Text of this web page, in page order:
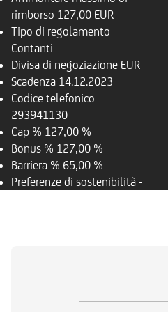
rimborso 127,00 EUR
Tipo di regolamento
Contanti
Divisa di negoziazione EUR
Scadenza 14.12.2023
Codice telefonico
293941130
Cap % 127,00 %
Bonus % 127,00 %
Barriera % 65,00 %
Preferenze di sostenibilità -